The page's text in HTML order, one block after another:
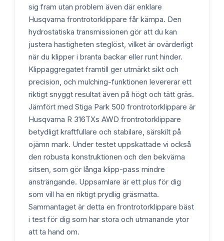
sig fram utan problem även där enklare
Husqvarna frontrotorklippare får kämpa. Den
hydrostatiska transmissionen gör att du kan
justera hastigheten steglöst, vilket är ovärderligt
när du klipper i branta backar eller runt hinder.
Klippaggregatet framtill ger utmärkt sikt och
precision, och mulching-funktionen levererar ett
riktigt snyggt resultat även på högt och tätt gräs.
Jämfört med Stiga Park 500 frontrotorklippare är
Husqvarna R 316TXs AWD frontrotorklippare
betydligt kraftfullare och stabilare, särskilt på
ojämn mark. Under testet uppskattade vi också
den robusta konstruktionen och den bekväma
sitsen, som gör långa klipp-pass mindre
ansträngande. Uppsamlare är ett plus för dig
som vill ha en riktigt prydlig gräsmatta.
Sammantaget är detta en frontrotorklippare bäst
i test för dig som har stora och utmanande ytor
att ta hand om.